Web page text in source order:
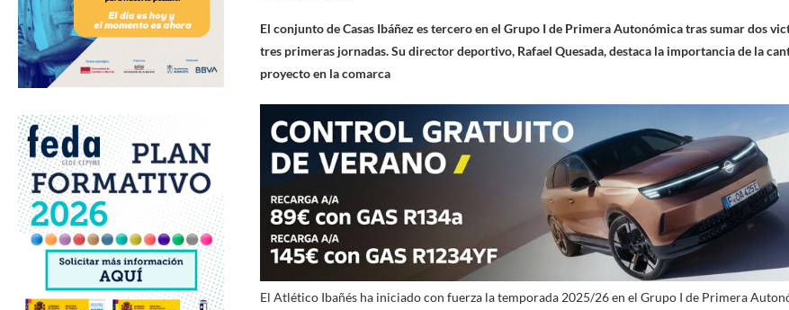
El conjunto de Casas Ibáñez es tercero en el Grupo I de Primera Autonómica tras sumar dos
tres primeras jornadas. Su director deportivo, Rafael Quesada, destaca la importancia de la
proyecto en la comarca
El Atlético Ibañés ha iniciado con fuerza la temporada 2025/26 en el Grupo I de Primera